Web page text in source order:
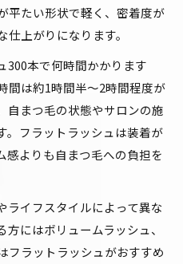
平たい形状で軽く、密着度が
上がりになります。
300本で何時間かかります
間は約1時間半～2時間程度が
自まつ毛の状態やサロンの施
。フラットラッシュは装着が
感よりも自まつ毛への負担を
ライフスタイルによって異な
にはボリュームラッシュ、
フラットラッシュがおすすめ